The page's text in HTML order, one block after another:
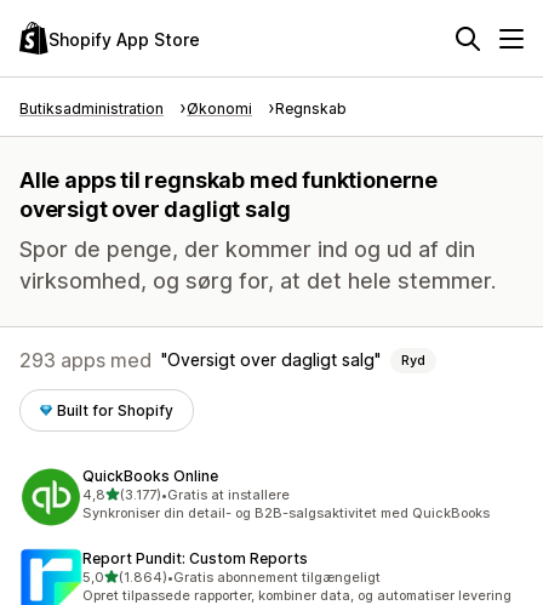
Shopify App Store
Butiksadministration Økonomi Regnskab
Alle apps til regnskab med funktionerne
oversigt over dagligt salg
Spor de penge, der kommer ind og ud af din
virksomhed, og sørg for, at det hele stemmer.
293 apps med Oversigt over dagligt salg Ryd
Built for Shopify
QuickBooks Online
4,8ud af 5 stjerner
(3.177)
3177 anmeldelser i alt
•Gratis at installere
Synkroniser din detail- og B2B-salgsaktivitet med QuickBooks
Report Pundit: Custom Reports
5,0ud af 5 stjerner
(1.864)
1864 anmeldelser i alt
•Gratis abonnement tilgængeligt
Opret tilpassede rapporter, kombiner data, og automatiser levering